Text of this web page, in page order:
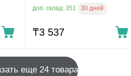
∅ 8×H21 мм
доп. склад: 351 30 дней
₸3 537
еще 24 товара